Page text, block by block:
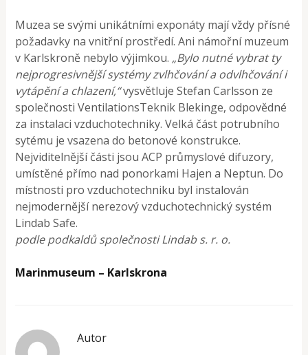
Muzea se svými unikátními exponáty mají vždy přísné
požadavky na vnitřní prostředí. Ani námořní muzeum
v Karlskroně nebylo výjimkou. „Bylo nutné vybrat ty
nejprogresivnější systémy zvlhčování a odvlhčování i
vytápění a chlazení,“vysvětluje Stefan Carlsson ze
společnosti VentilationsTeknik Blekinge, odpovědné
za instalaci vzduchotechniky. Velká část potrubního
sytému je vsazena do betonové konstrukce.
Nejviditelnější části jsou ACP průmyslové difuzory,
umístěné přímo nad ponorkami Hajen a Neptun. Do
místnosti pro vzduchotechniku byl instalován
nejmodernější nerezový vzduchotechnický systém
Lindab Safe.
podle podkaldů společnosti Lindab s. r. o.
Marinmuseum – Karlskrona
Autor